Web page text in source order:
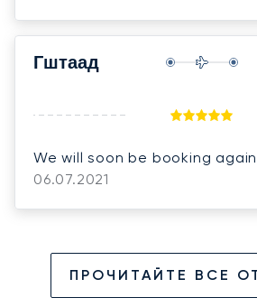
Гштаад
We will soon be booking
06.07.2021
ПРОЧИТАЙТЕ ВСЕ